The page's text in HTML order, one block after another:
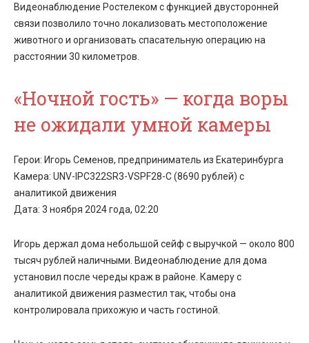
Видеонаблюдение Ростелеком с функцией двусторонней
связи позволило точно локализовать местоположение
животного и организовать спасательную операцию на
расстоянии 30 километров.
«Ночной гость» — когда воры
не ожидали умной камеры
Герои: Игорь Семенов, предприниматель из Екатеринбурга
Камера: UNV-IPC322SR3-VSPF28-C (8690 рублей) с
аналитикой движения
Дата: 3 ноября 2024 года, 02:20
Игорь держал дома небольшой сейф с выручкой — около 800
тысяч рублей наличными. Видеонаблюдение для дома
установил после череды краж в районе. Камеру с
аналитикой движения разместил так, чтобы она
контролировала прихожую и часть гостиной.